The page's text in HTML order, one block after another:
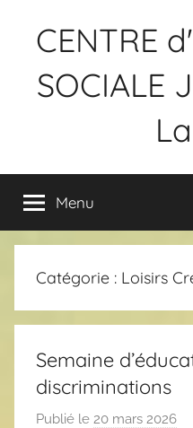
CENTRE
SOCIALE
Menu
Catégorie : Loisirs
Semaine
discriminations
Publié le 20 mars 2026